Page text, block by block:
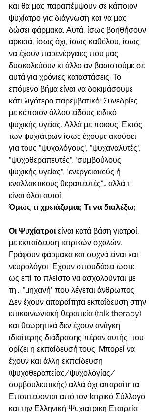
και θα μας παραπέμψουν σε κάποιον
ψυχίατρο για διάγνωση και να μας
δώσει φάρμακα. Αυτά, ίσως βοηθήσουν
αρκετά, ίσως όχι, ίσως καθόλου, ίσως
να έχουν παρενέργειες που μας
δυσκολεύουν κι άλλο αν βασιστούμε σε
αυτά για χρόνιες καταστάσεις. Το
επόμενο βήμα είναι να δοκιμάσουμε
κάτι λιγότερο παρεμβατικό: Συνεδρίες
με κάποιον άλλου είδους ειδικό
ψυχικής υγείας. Αλλά με ποιους; Εκτός
των ψυχιάτρων ίσως έχουμε ακούσει
για τους "ψυχολόγους", "ψυχαναλυτές",
"ψυχοθεραπευτές", "συμβούλους
ψυχικής υγείας", "ενεργειακούς ή
εναλλακτικούς θεραπευτές"... αλλά τι
είναι όλοι αυτοί;
Όμως τι χρειάζομαι; Τι να διαλέξω;
Οι Ψυχίατροι είναι κατά βάση γιατροί,
με εκπαίδευση ιατρικών σχολών.
Γράφουν φάρμακα και συχνά είναι και
νευρολόγοι. Έχουν σπουδάσει ώστε
ως επί το πλείστο να ασχολούνται με
τη... "μηχανή" που λέγεται άνθρωπος.
Δεν έχουν απαραίτητα εκπαίδευση στην
επικοινωνιακή θεραπεία (talk therapy)
και θεωρητικά δεν έχουν ανάγκη
ιδιαίτερης διάδρασης πέραν αυτής που
ορίζει η εκπαίδευσή τους. Μπορεί να
έχουν και άλλη εκπαίδευση
(ψυχοθεραπείας/ψυχολογίας/
συμβουλευτικής) αλλά όχι απαραίτητα.
Εποπτεύονται από τον Ιατρικό Σύλλογο
και την Ελληνική Ψυχιατρική Εταιρεία